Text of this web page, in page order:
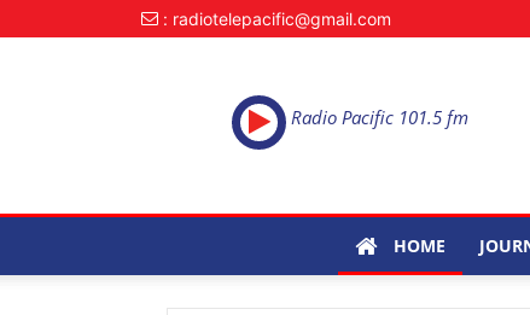
: radiotelepacific@gmail.com
Radio Pacific 101.5 fm
HOME